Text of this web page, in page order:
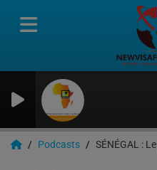
Podcasts SÉNÉGAL : Le pdt